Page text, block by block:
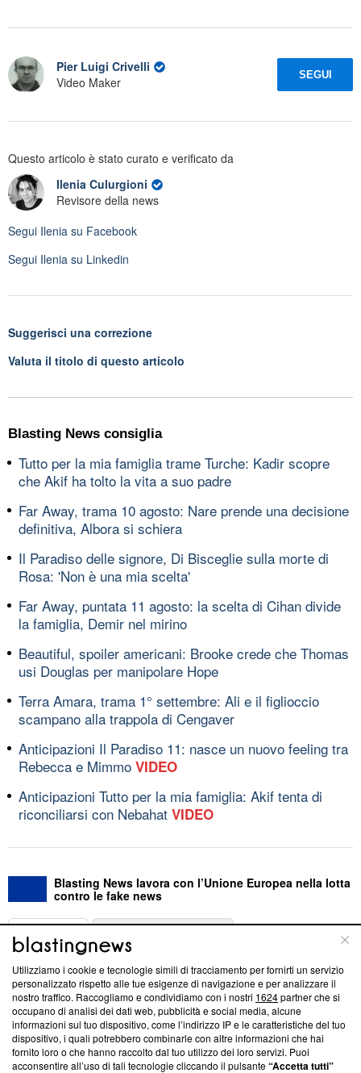
Pier Luigi Crivelli
Video Maker
SEGUI
Questo articolo è stato curato e verificato da
Ilenia Culurgioni
Revisore della news
Segui Ilenia su Facebook
Segui Ilenia su Linkedin
Suggerisci una correzione
Valuta il titolo di questo articolo
Blasting News consiglia
Tutto per la mia famiglia trame Turche: Kadir scopre
che Akif ha tolto la vita a suo padre
Far Away, trama 10 agosto: Nare prende una decisione
definitiva, Albora si schiera
Il Paradiso delle signore, Di Bisceglie sulla morte di
Rosa: 'Non è una mia scelta'
Far Away, puntata 11 agosto: la scelta di Cihan divide
la famiglia, Demir nel mirino
Beautiful, spoiler americani: Brooke crede che Thomas
usi Douglas per manipolare Hope
Terra Amara, trama 1° settembre: Ali e il figlioccio
scampano alla trappola di Cengaver
Anticipazioni Il Paradiso 11: nasce un nuovo feeling tra
Rebecca e Mimmo VIDEO
Anticipazioni Tutto per la mia famiglia: Akif tenta di
riconciliarsi con Nebahat VIDEO
Blasting News lavora con l’Unione Europea nella lotta
contro le fake news
ABOUT
Questa sezione offre informazioni trasparenti su Blasting
News, sui nostri processi editoriali e su come ci impegniamo a
creare news di qualità. Inoltre, afferma la nostra aderenza a
‘Trust Project - News with Integrity’Blasting News non è
ancora membro del programma, ma ha richiesto di farne
parte; Trust Project non ha ancora effettuato una verifica di
Utilizziamo i cookie e tecnologie simili di tracciamento per fornirti un servizio
personalizzato rispetto alle tue esigenze di navigazione e per analizzare il
nostro traffico. Raccogliamo e condividiamo con i nostri 1624partner che si
occupano di analisi dei dati web, pubblicità e social media, alcune
informazioni sul tuo dispositivo, come l’indirizzo IP e le caratteristiche del tuo
dispositivo, i quali potrebbero combinarle con altre informazioni che hai
fornito loro o che hanno raccolto dal tuo utilizzo dei loro servizi. Puoi
acconsentire all’uso di tali tecnologie cliccando il pulsante“Accetta tutti”